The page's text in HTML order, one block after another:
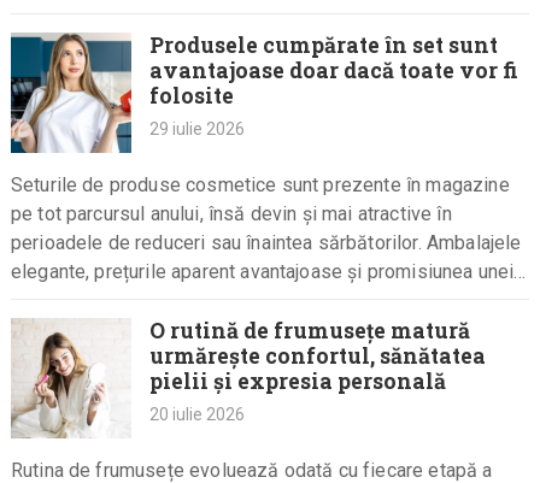
Produsele cumpărate în set sunt
avantajoase doar dacă toate vor fi
folosite
29 iulie 2026
Seturile de produse cosmetice sunt prezente în magazine
pe tot parcursul anului, însă devin și mai atractive în
perioadele de reduceri sau înaintea sărbătorilor. Ambalajele
elegante, prețurile aparent avantajoase și promisiunea unei
O rutină de frumusețe matură
urmărește confortul, sănătatea
pielii și expresia personală
20 iulie 2026
Rutina de frumusețe evoluează odată cu fiecare etapă a